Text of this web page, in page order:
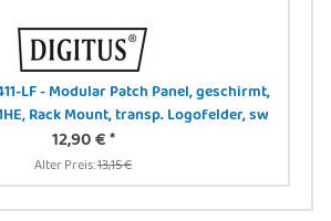
LF - Modular Patch Panel, geschirmt,
Rack Mount, transp. Logofelder, sw
12,90 €*
Alter Preis:13,15 €